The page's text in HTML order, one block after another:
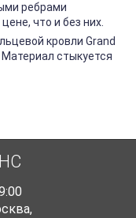
ребрами
что и без них.
кровли Grand
Материал стыкуется
,